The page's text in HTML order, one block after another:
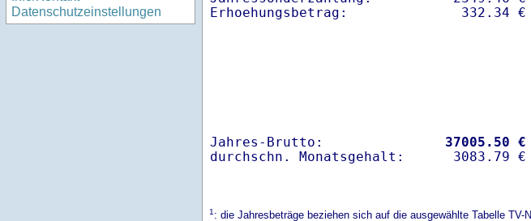
Datenschutzeinstellungen
Jahres-Brutto: 37005.50 €
1: die Jahresbeträge beziehen sich auf die ausgewählte Tabelle TV-